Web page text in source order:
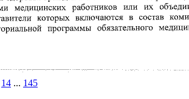
14 ... 145